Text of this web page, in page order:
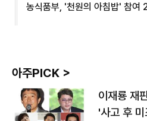
농식품부, '천원의 아침밥' 참여
아주PICK >
이재룡 재
'사고 후 미